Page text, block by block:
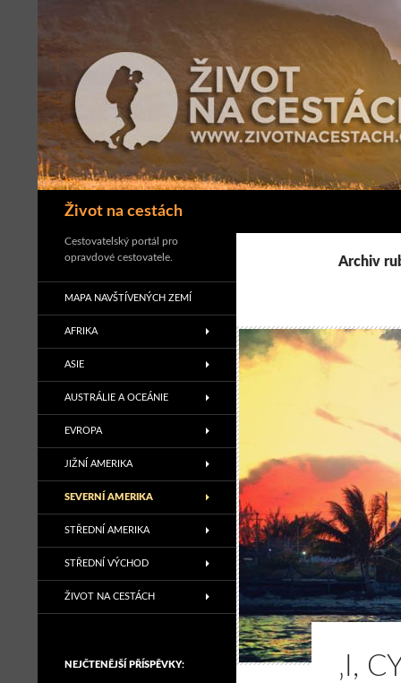
Život na cestách
Hledat
Archiv
‚I,
Cestovatelský portál pro
opravdové cestovatele.
MAPA NAVŠTÍVENÝCH ZEMÍ
AFRIKA
ASIE
AUSTRÁLIE A OCEÁNIE
EVROPA
JIŽNÍ AMERIKA
SEVERNÍ AMERIKA
STŘEDNÍ AMERIKA
STŘEDNÍ VÝCHOD
ŽIVOT NA CESTÁCH
NEJČTENĚJŠÍ PŘÍSPĚVKY: